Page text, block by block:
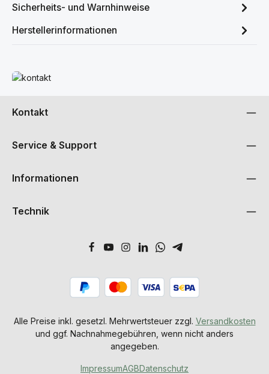
Sicherheits- und Warnhinweise
Herstellerinformationen
Mehr erfahren
Kontakt
Service & Support
Informationen
Technik
Alle Preise inkl. gesetzl. Mehrwertsteuer zzgl. Versandkosten
und ggf. Nachnahmegebühren, wenn nicht anders
angegeben.
ImpressumAGBDatenschutz